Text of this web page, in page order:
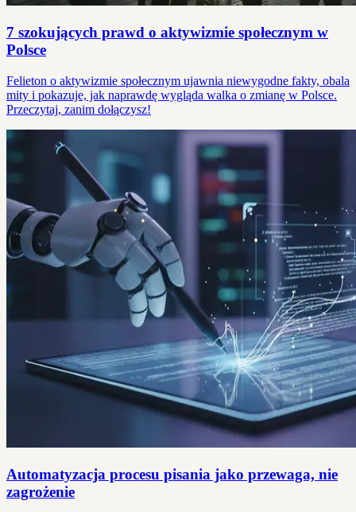
7 szokujących prawd o aktywizmie społecznym w
Polsce
Felieton o aktywizmie społecznym ujawnia niewygodne fakty, obala
mity i pokazuje, jak naprawdę wygląda walka o zmianę w Polsce.
Przeczytaj, zanim dołączysz!
Automatyzacja procesu pisania jako przewaga, nie
zagrożenie